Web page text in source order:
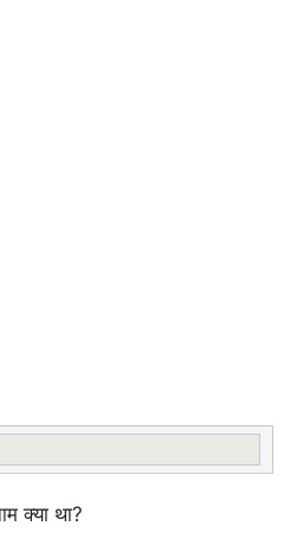
क्या था?